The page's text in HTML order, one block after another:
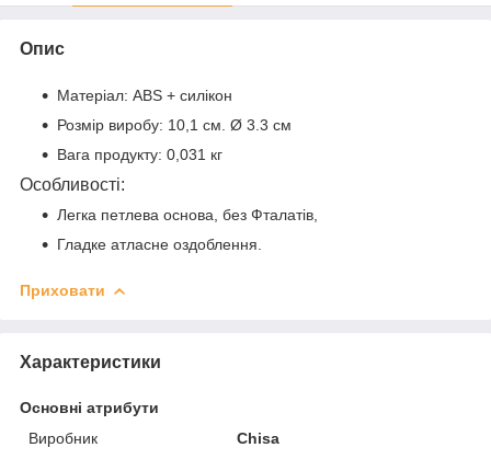
Опис
Матеріал: ABS + силікон
Розмір виробу: 10,1 см. Ø 3.3 см
Вага продукту: 0,031 кг
Особливості:
Легка петлева основа, без Фталатів,
Гладке атласне оздоблення.
Приховати
Характеристики
Основні атрибути
Виробник
Chisa